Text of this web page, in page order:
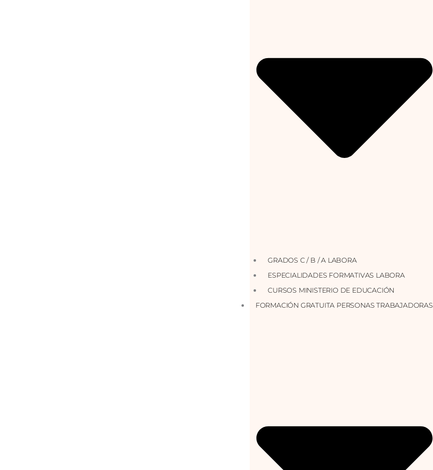
GRADOS C / B / A LABORA
ESPECIALIDADES FORMATIVAS LABORA
CURSOS MINISTERIO DE EDUCACIÓN
FORMACIÓN GRATUITA PERSONAS TRABAJADORAS